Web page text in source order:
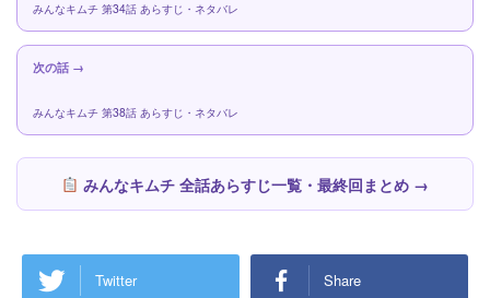
みんなキムチ 第34話 あらすじ・ネタバレ
次の話 →
みんなキムチ 第38話 あらすじ・ネタバレ
みんなキムチ 全話あらすじ一覧・最終回まとめ →
Twitter Share